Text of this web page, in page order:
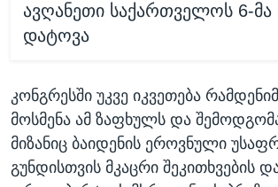
ავღანეთი საქართველოს 6-მა
დატოვა
კონგრესში უკვე იკვეთება
მოსმენა ამ ზაფხულს და
მიზანიც ბაიდენის ეროვნული
გუნდისთვის მკაცრი შეკითხვების